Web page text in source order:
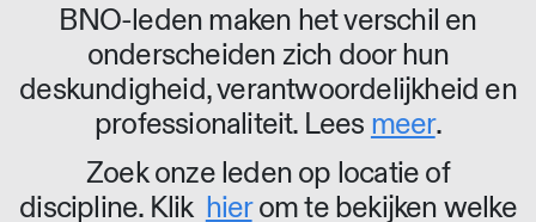
BNO-leden maken het verschil en
onderscheiden zich door hun
deskundigheid, verantwoordelijkheid en
professionaliteit. Lees meer.
Zoek onze leden op locatie of
discipline. Klik hierom te bekijken welke